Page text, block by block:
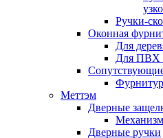
Ручки-
Оконная
Для
Для ПВХ
Меттэм
Дверные
Дверные ручки